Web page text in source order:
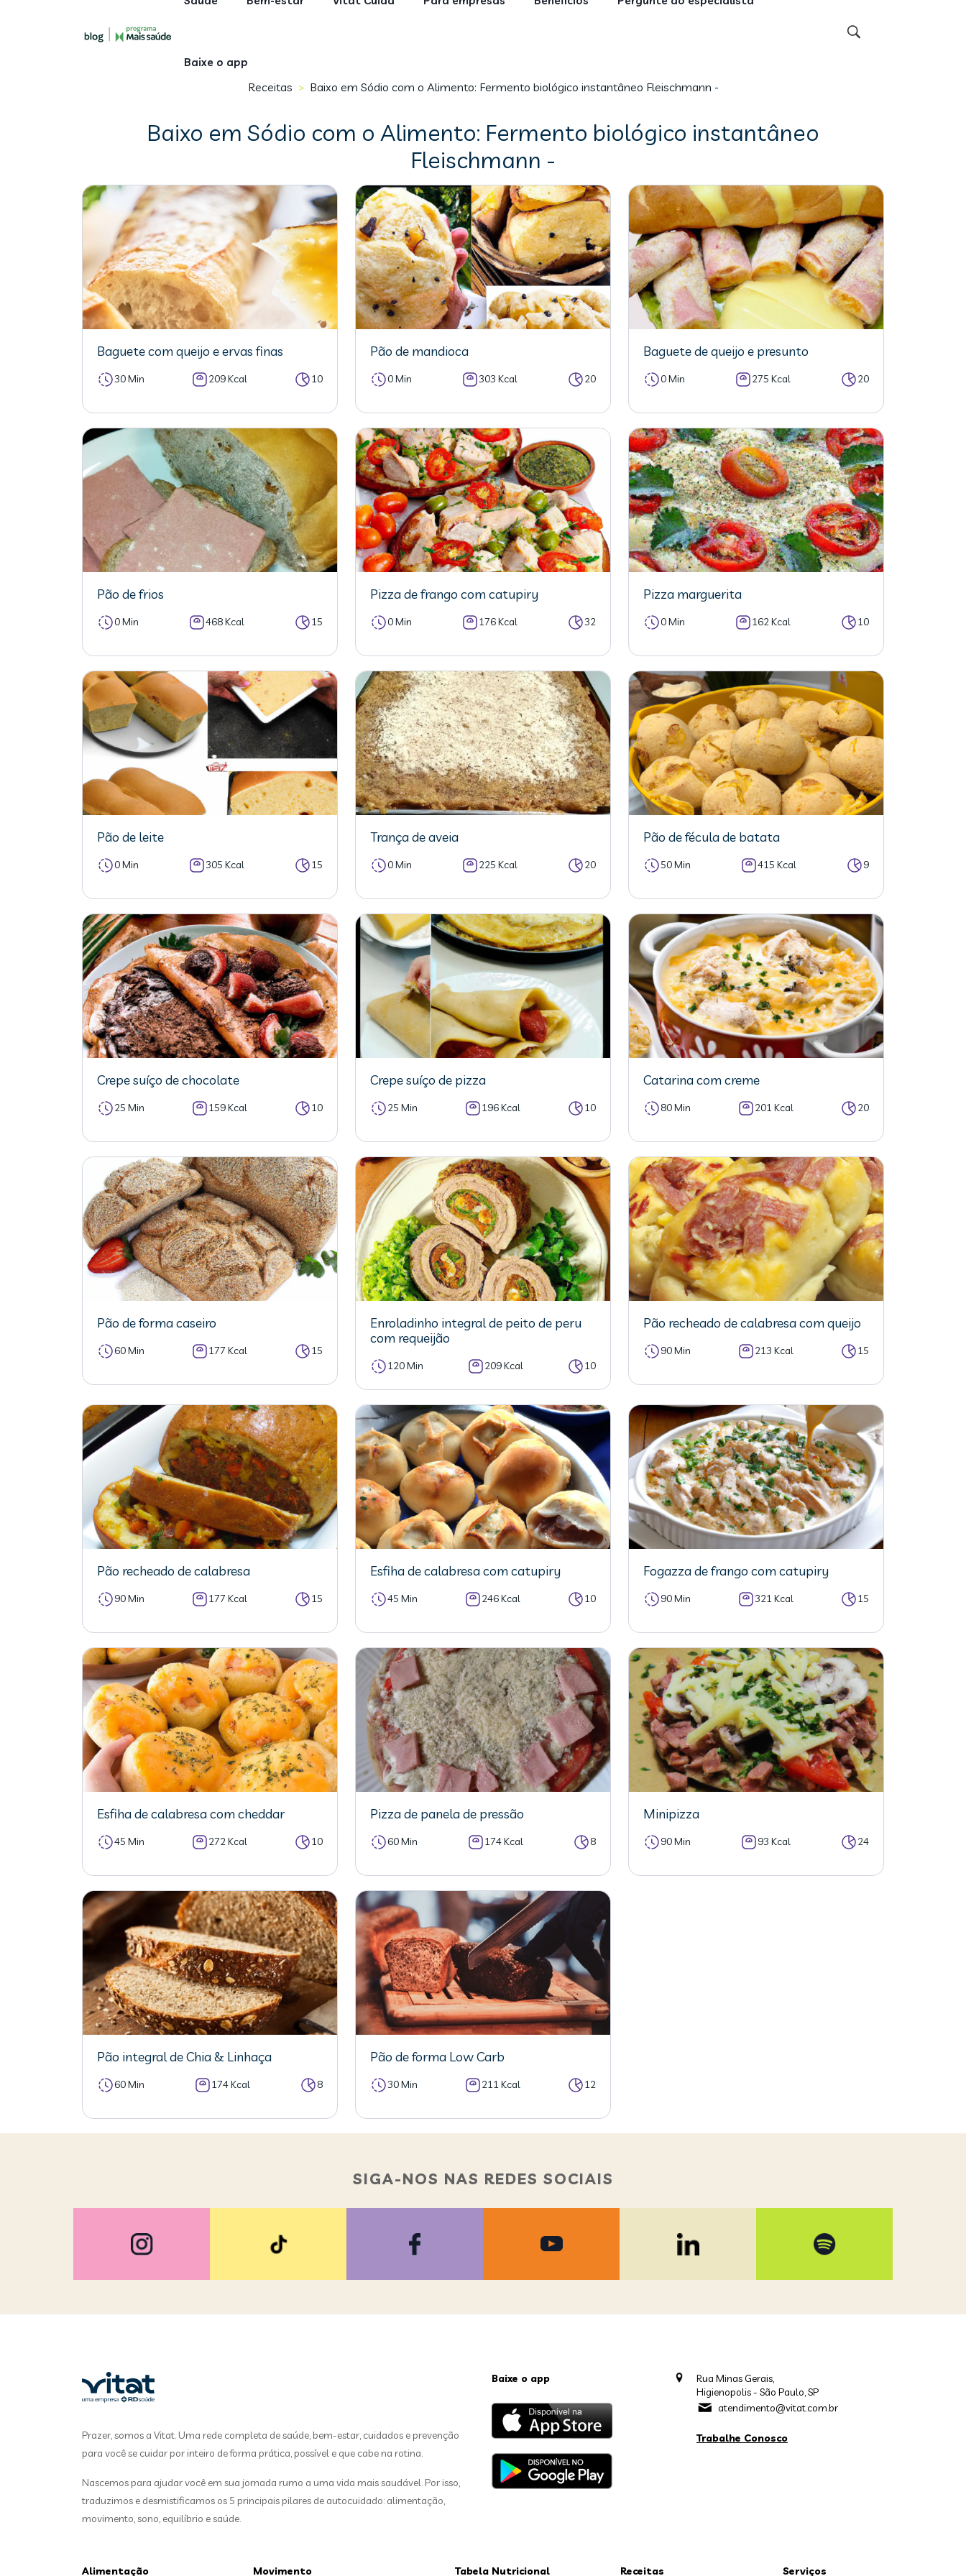
Baixe o app
Receitas > Baixo em Sódio com o Alimento: Fermento biológico instantâneo Fleischmann -
Baixo em Sódio com o Alimento: Fermento biológico instantâneo
Fleischmann -
Baguete com queijo e ervas finas
30 Min 209 Kcal 10
Pão de mandioca
0 Min 303 Kcal 20
Baguete de queijo e presunto
0 Min 275 Kcal 20
Pão de frios
0 Min 468 Kcal 15
Pizza de frango com catupiry
0 Min 176 Kcal 32
Pizza marguerita
0 Min 162 Kcal 10
Pão de leite
0 Min 305 Kcal 15
Trança de aveia
0 Min 225 Kcal 20
Pão de fécula de batata
50 Min 415 Kcal 9
Crepe suíço de chocolate
25 Min 159 Kcal 10
Crepe suíço de pizza
25 Min 196 Kcal 10
Catarina com creme
80 Min 201 Kcal 20
Pão de forma caseiro
60 Min 177 Kcal 15
Enroladinho integral de peito de peru
com requeijão
120 Min 209 Kcal 10
Pão recheado de calabresa com queijo
90 Min 213 Kcal 15
Pão recheado de calabresa
90 Min 177 Kcal 15
Esfiha de calabresa com catupiry
45 Min 246 Kcal 10
Fogazza de frango com catupiry
90 Min 321 Kcal 15
Esfiha de calabresa com cheddar
45 Min 272 Kcal 10
Pizza de panela de pressão
60 Min 174 Kcal 8
Minipizza
90 Min 93 Kcal 24
Pão integral de Chia & Linhaça
60 Min 174 Kcal 8
Pão de forma Low Carb
30 Min 211 Kcal 12
SIGA-NOS NAS REDES SOCIAIS
Prazer, somos a Vitat. Uma rede completa de saúde, bem-estar, cuidados e prevenção
para você se cuidar por inteiro de forma prática, possível e que cabe na rotina.
Nascemos para ajudar você em sua jornada rumo a uma vida mais saudável. Por isso,
traduzimos e desmistificamos os 5 principais pilares de autocuidado: alimentação,
movimento, sono, equilíbrio e saúde.
Baixe o app
Rua Minas Gerais,
Higienopolis - São Paulo, SP
atendimento@vitat.com.br
Trabalhe Conosco
Alimentação Movimento Tabela Nutricional Receitas Serviços